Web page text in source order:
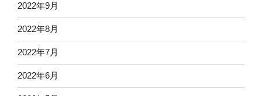
2022年9月
2022年8月
2022年7月
2022年6月